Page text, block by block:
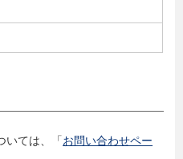
いては、「お問い合わせペー